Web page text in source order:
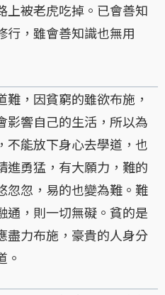
上被老虎吃掉。已會善知
行，雖會善知識也無用
，因貧窮的雖欲布施，
影響自己的生活，所以為
不能放下身心去學道，也
進勇猛，有大願力，難的
忽忽，易的也變為難。難
通，則一切無礙。貧的是
盡力布施，豪貴的人身分
。